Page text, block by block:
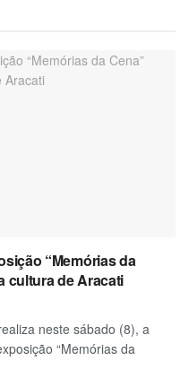
“Memórias da
cultura de Aracati
neste sábado (8), a
“Memórias da